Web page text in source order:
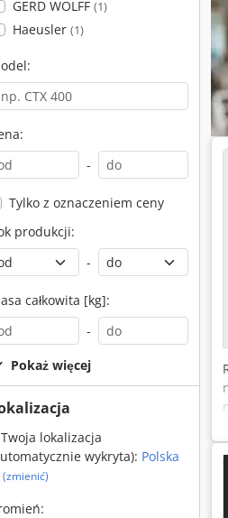
GERD WOLFF (1)
Haeusler (1)
-
Tylko z oznaczeniem ceny
produkcji:
-
całkowita [kg]:
-
Pokaż więcej
Twoja lokalizacja
wykryta): Polska
(zmienić)